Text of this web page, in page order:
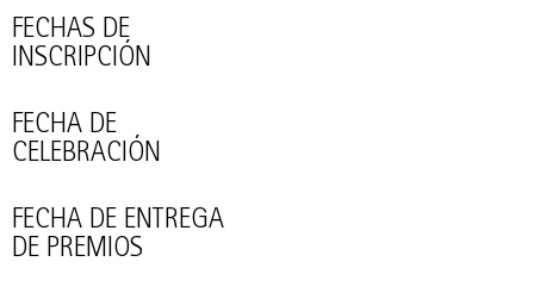
FECHAS DE
INSCRIPCIÓN
FECHA DE
CELEBRACIÓN
FECHA DE ENTREGA
DE PREMIOS